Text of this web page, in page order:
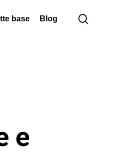
base Blog
e